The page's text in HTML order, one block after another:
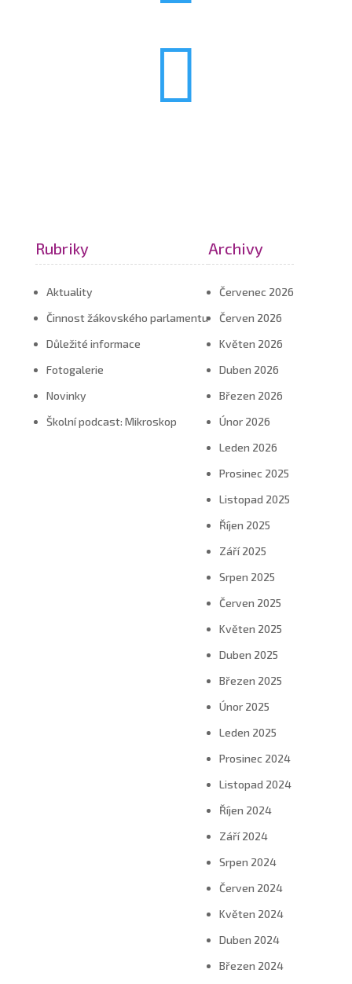

Rubriky
Aktuality
Činnost žákovského parlamentu
Důležité informace
Fotogalerie
Novinky
Školní podcast: Mikroskop
Archivy
Červenec 2026
Červen 2026
Květen 2026
Duben 2026
Březen 2026
Únor 2026
Leden 2026
Prosinec 2025
Listopad 2025
Říjen 2025
Září 2025
Srpen 2025
Červen 2025
Květen 2025
Duben 2025
Březen 2025
Únor 2025
Leden 2025
Prosinec 2024
Listopad 2024
Říjen 2024
Září 2024
Srpen 2024
Červen 2024
Květen 2024
Duben 2024
Březen 2024